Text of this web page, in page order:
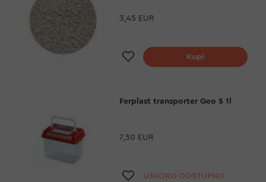
3,45 EUR
Dodaj na listu želja
Kupi
Ferplast transporter Geo S 1l
7,30 EUR
Dodaj na listu želja
USKORO DOSTUPNO